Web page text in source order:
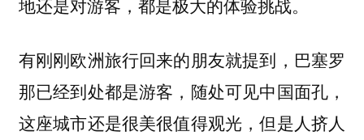
地还是对游客，都是极大的体验挑战。
有刚刚欧洲旅行回来的朋友就提到，巴塞罗
那已经到处都是游客，随处可见中国面孔，
这座城市还是很美很值得观光，但是人挤人